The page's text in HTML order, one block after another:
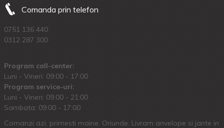
Comanda prin telefon
0751 136 440
0312 287 300
Program call-center:
Luni - Vineri: 09:00 - 17:00
Program service-uri:
Luni - Vineri: 09.00 - 21:00
Sambata: 09:00 - 17:00
Comanzi azi, primesti maine. Oriunde. Livram anvelope si jante in